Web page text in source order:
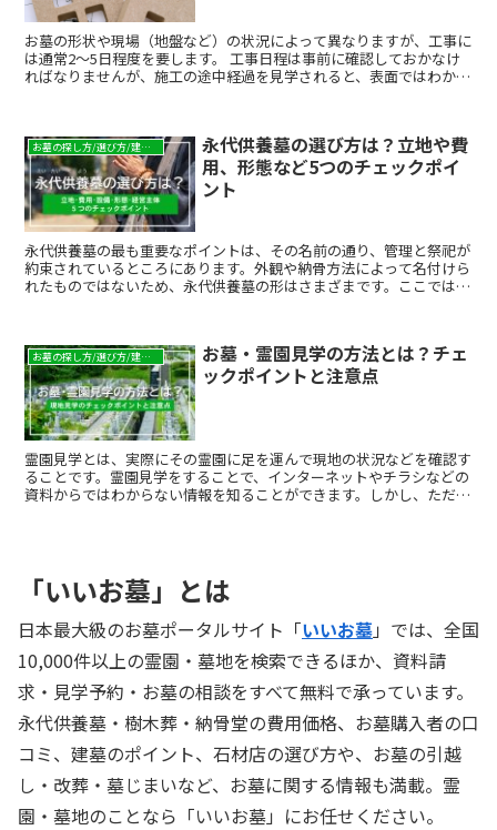
お墓の形状や現場（地盤など）の状況によって異なりますが、工事に
は通常2～5日程度を要します。 工事日程は事前に確認しておかなけ
ればなりませんが、施工の途中経過を見学されると、表面ではわから
お墓の探し方/選び方/建て方
永代供養墓の選び方は？立地や費
用、形態など5つのチェックポイ
ント
永代供養墓の最も重要なポイントは、その名前の通り、管理と祭祀が
約束されているところにあります。外観や納骨方法によって名付けら
れたものではないため、永代供養墓の形はさまざまです。ここでは、
お墓の探し方/選び方/建て方
お墓・霊園見学の方法とは？チェ
ックポイントと注意点
霊園見学とは、実際にその霊園に足を運んで現地の状況などを確認す
ることです。霊園見学をすることで、インターネットやチラシなどの
資料からではわからない情報を知ることができます。しかし、ただ見
際に見ておくべきポイントや、見学の際に持参すると便利なもの、霊
園の申し込み方法などについて詳しくご紹介します。霊園を比較する
際にぜひご活用ください。
「いいお墓」とは
日本最大級のお墓ポータルサイト「いいお墓」では、全国
10,000件以上の霊園・墓地を検索できるほか、資料請
求・見学予約・お墓の相談をすべて無料で承っています。
永代供養墓・樹木葬・納骨堂の費用価格、お墓購入者の口
コミ、建墓のポイント、石材店の選び方や、お墓の引越
し・改葬・墓じまいなど、お墓に関する情報も満載。霊
園・墓地のことなら「いいお墓」にお任せください。